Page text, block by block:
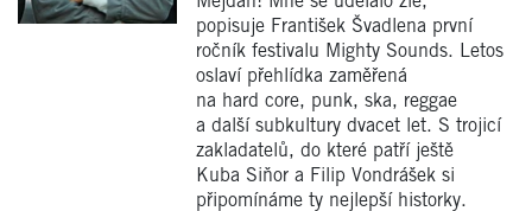
popisuje František Švadlena první
ročník festivalu Mighty Sounds. Letos
oslaví přehlídka zaměřená
na hard core, punk, ska, reggae
a další subkultury dvacet let. S trojicí
zakladatelů, do které patří ještě
Kuba Siňor a Filip Vondrášek si
připomínáme ty nejlepší historky.